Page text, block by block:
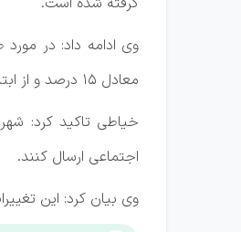
معادل ۱۵ درصد و از ابتدای سالجاری ۱۷.۵ درصد تعیین شده است.
خیاطی تاکید کرد:
اجتماعی ارسال کنند.
وی بیان کرد: این